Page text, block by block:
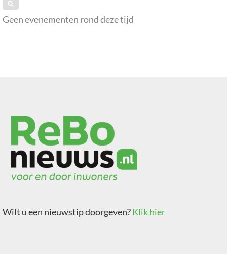
Geen evenementen rond deze tijd
Wilt u een nieuwstip doorgeven?Klik hier